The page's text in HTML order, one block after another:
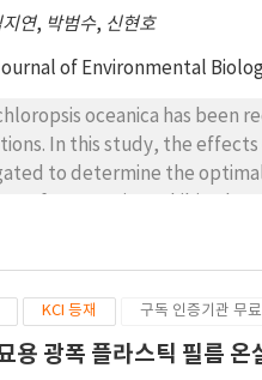
지연, 박범수, 신현호
of Environmental
oceanica has been
In this study, the
to determine the
cells mL-1). Biomass
high. These results
of N. oceanica are
KCI 등재 구독 인증기관 무
용 광폭 플라스틱 필름 온